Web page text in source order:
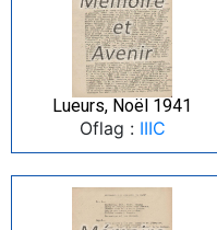
Lueurs, Noël 1941
Oflag : IIIC